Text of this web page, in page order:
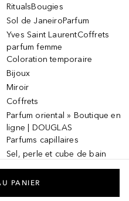
RitualsBougies
Sol de JaneiroParfum
Yves Saint LaurentCoffrets
parfum femme
Coloration temporaire
Bijoux
Miroir
Coffrets
Parfum oriental » Boutique en
ligne | DOUGLAS
Parfums capillaires
Sel, perle et cube de bain
Dermaroller
Masque et patch pour les
PANIER